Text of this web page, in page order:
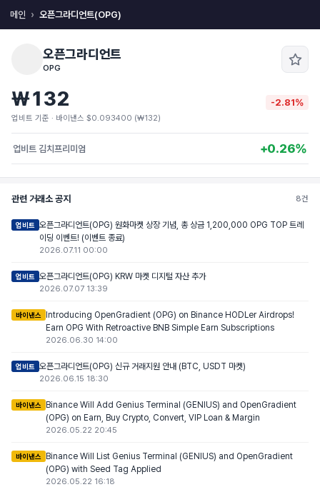
메인 오픈그라디언트(OPG)
오픈그라디언트
OPG
₩132 -2.81%
업비트 기준 · 바이낸스 $0.093400 (₩132)
업비트 김치프리미엄 +0.26%
관련 거래소 공지 8건
업비트 오픈그라디언트(OPG) 원화마켓 상장 기념, 총 상금 1,200,000 OPG TOP 트레
이딩 이벤트! (이벤트 종료)
2026.07.11 00:00
업비트 오픈그라디언트(OPG) KRW 마켓 디지털 자산 추가
2026.07.07 13:39
바이낸스
Introducing OpenGradient (OPG) on Binance HODLer Airdrops!
Earn OPG With Retroactive BNB Simple Earn Subscriptions
2026.06.30 14:00
업비트 오픈그라디언트(OPG) 신규 거래지원 안내 (BTC, USDT 마켓)
2026.06.15 18:30
바이낸스
Binance Will Add Genius Terminal (GENIUS) and OpenGradient
(OPG) on Earn, Buy Crypto, Convert, VIP Loan & Margin
2026.05.22 20:45
바이낸스
Binance Will List Genius Terminal (GENIUS) and OpenGradient
(OPG) with Seed Tag Applied
2026.05.22 16:18